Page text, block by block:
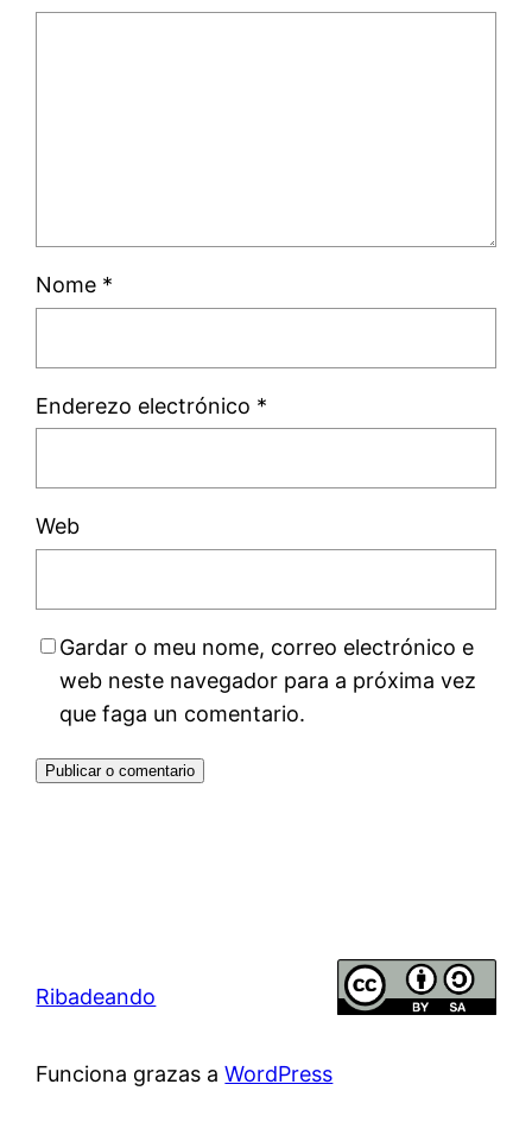
Nome *
Enderezo electrónico *
Web
Gardar o meu nome, correo electrónico e
web neste navegador para a próxima vez
que faga un comentario.
Ribadeando
Funciona grazas aWordPress